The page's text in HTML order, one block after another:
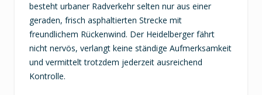
besteht urbaner Radverkehr selten nur aus einer
geraden, frisch asphaltierten Strecke mit
freundlichem Rückenwind. Der Heidelberger fährt
nicht nervös, verlangt keine ständige Aufmerksamkeit
und vermittelt trotzdem jederzeit ausreichend
Kontrolle.